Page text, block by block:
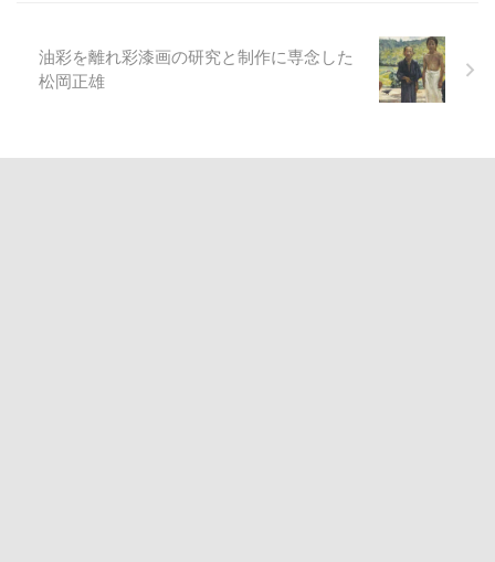
油彩を離れ彩漆画の研究と制作に専念した
松岡正雄